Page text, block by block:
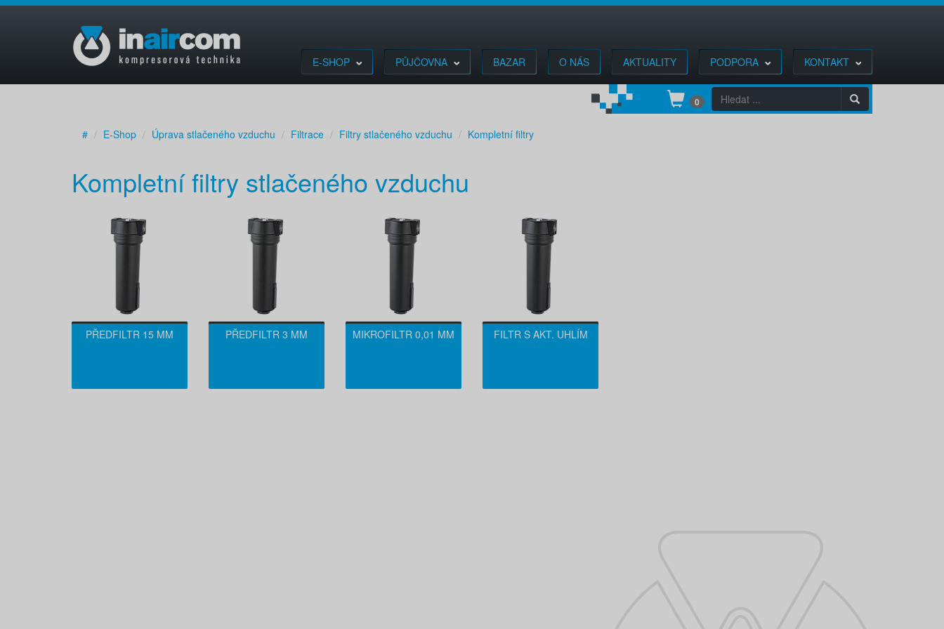
E-SHOP PŮJČOVNA BAZAR O NÁS AKTUALITY PODPORA KONTAKT
0
# E-Shop Úprava stlačeného vzduchu Filtrace Filtry stlačeného vzduchu Kompletní filtry
Kompletní filtry stlačeného vzduchu
PŘEDFILTR 15 ΜM PŘEDFILTR 3 ΜM MIKROFILTR 0,01 ΜM FILTR S AKT. UHLÍM